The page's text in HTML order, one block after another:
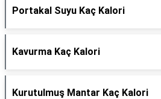
Portakal Suyu Kaç Kalori
Kavurma Kaç Kalori
Kurutulmuş Mantar Kaç Kalori